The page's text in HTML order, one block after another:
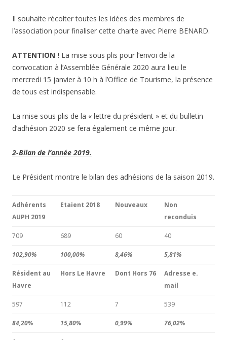
Il souhaite récolter toutes les idées des membres de
l’association pour finaliser cette charte avec Pierre BENARD.
ATTENTION ! La mise sous plis pour l’envoi de la
convocation à l’Assemblée Générale 2020 aura lieu le
mercredi 15 janvier à 10 h à l’Office de Tourisme, la présence
de tous est indispensable.
La mise sous plis de la « lettre du président » et du bulletin
d’adhésion 2020 se fera également ce même jour.
2-Bilan de l’année 2019.
Le Président montre le bilan des adhésions de la saison 2019.
Adhérents
AUPH 2019
Etaient 2018 Nouveaux
Non
reconduis
709 689 60 40
102,90% 100,00% 8,46% 5,81%
Résident au
Havre
Hors Le Havre Dont Hors 76
Adresse e.
mail
597 112 7 539
84,20% 15,80% 0,99% 76,02%